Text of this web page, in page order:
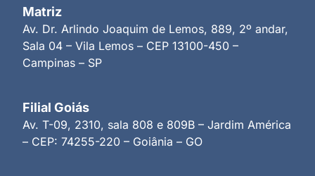
Matriz
Av. Dr. Arlindo Joaquim de Lemos, 889, 2º andar,
Sala 04 – Vila Lemos – CEP 13100-450 –
Campinas – SP
Filial Goiás
Av. T-09, 2310, sala 808 e 809B – Jardim América
– CEP: 74255-220 – Goiânia – GO